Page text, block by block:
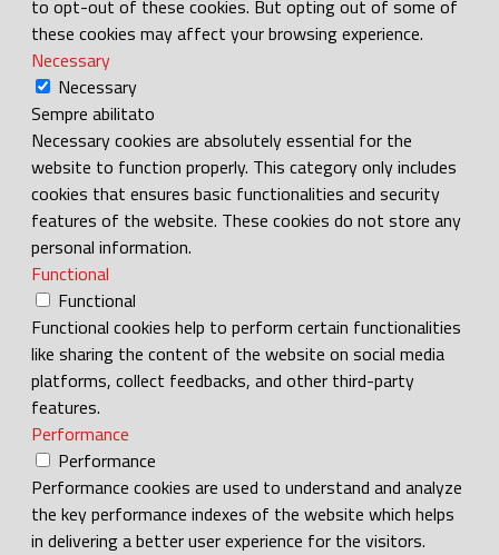
to opt-out of these cookies. But opting out of some of
these cookies may affect your browsing experience.
Necessary
Necessary
Sempre abilitato
Necessary cookies are absolutely essential for the
website to function properly. This category only includes
cookies that ensures basic functionalities and security
features of the website. These cookies do not store any
personal information.
Functional
Functional
Functional cookies help to perform certain functionalities
like sharing the content of the website on social media
platforms, collect feedbacks, and other third-party
features.
Performance
Performance
Performance cookies are used to understand and analyze
the key performance indexes of the website which helps
in delivering a better user experience for the visitors.